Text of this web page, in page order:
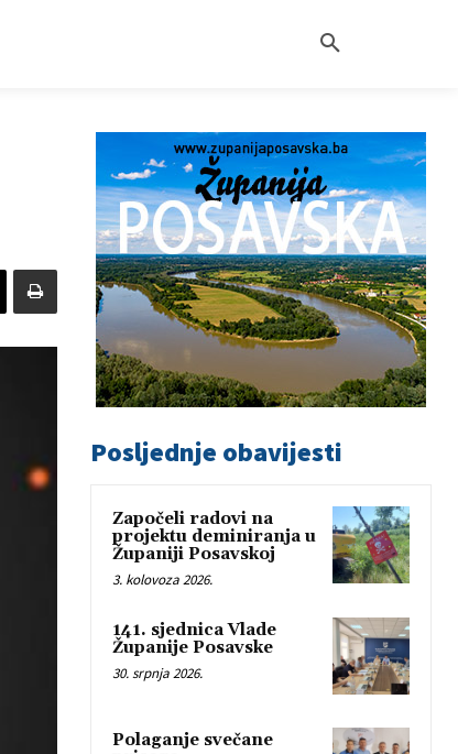
Posljednje obavijesti
Započeli radovi na
projektu deminiranja u
Županiji Posavskoj
3. kolovoza 2026.
141. sjednica Vlade
Županije Posavske
30. srpnja 2026.
Polaganje svečane